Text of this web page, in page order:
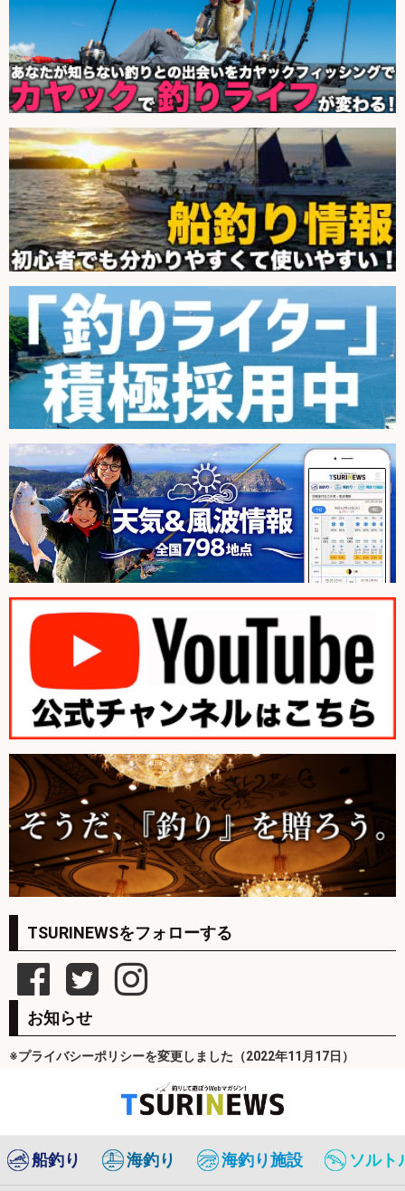
TSURINEWSをフォローする
お知らせ
※プライバシーポリシーを変更しました（2022年11月17日）
船釣り 海釣り 海釣り施設 ソルト